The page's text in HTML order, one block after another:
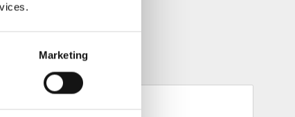
Marketing